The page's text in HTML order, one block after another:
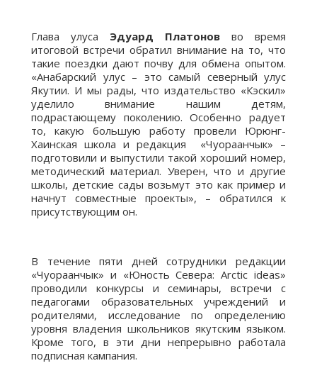
Глава улуса Эдуард Платонов во время
итоговой встречи обратил внимание на то, что
такие поездки дают почву для обмена опытом.
«Анабарский улус – это самый северный улус
Якутии. И мы рады, что издательство «Кэскил»
уделило внимание нашим детям,
подрастающему поколению. Особенно радует
то, какую большую работу провели Юрюнг-
Хаинская школа и редакция «Чуораанчык» –
подготовили и выпустили такой хороший номер,
методический материал. Уверен, что и другие
школы, детские сады возьмут это как пример и
начнут совместные проекты», – обратился к
присутствующим он.
В течение пяти дней сотрудники редакции
«Чуораанчык» и «Юность Севера: Arctic ideas»
проводили конкурсы и семинары, встречи с
педагогами образовательных учреждений и
родителями, исследование по определению
уровня владения школьников якутским языком.
Кроме того, в эти дни непрерывно работала
подписная кампания.